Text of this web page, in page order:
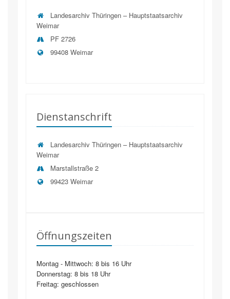
Landesarchiv Thüringen – Hauptstaatsarchiv
Weimar
PF 2726
99408 Weimar
Dienstanschrift
Landesarchiv Thüringen – Hauptstaatsarchiv
Weimar
Marstallstraße 2
99423 Weimar
Öffnungszeiten
Montag - Mittwoch: 8 bis 16 Uhr
Donnerstag: 8 bis 18 Uhr
Freitag: geschlossen